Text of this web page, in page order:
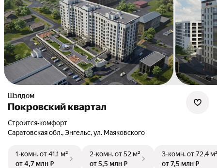
Шэлдом
Покровский квартал
Строится•комфорт
Саратовская обл., Энгельс, ул. Маяковского
1-комн.от 41,1 м²
от 4,7 млн ₽
2-комн.от 52 м²
от 5,5 млн ₽
3-комн.от 72,4
от 7,5 млн ₽